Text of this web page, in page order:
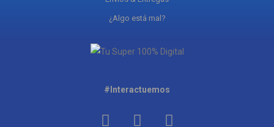
¿Algo está mal?
#Interactuemos